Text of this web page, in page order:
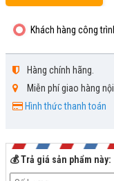
Khách hàng công
Hàng chính hãng.
Miễn phí giao hàng
Hình thức thanh toán
💰 Trả giá sản phẩm này: